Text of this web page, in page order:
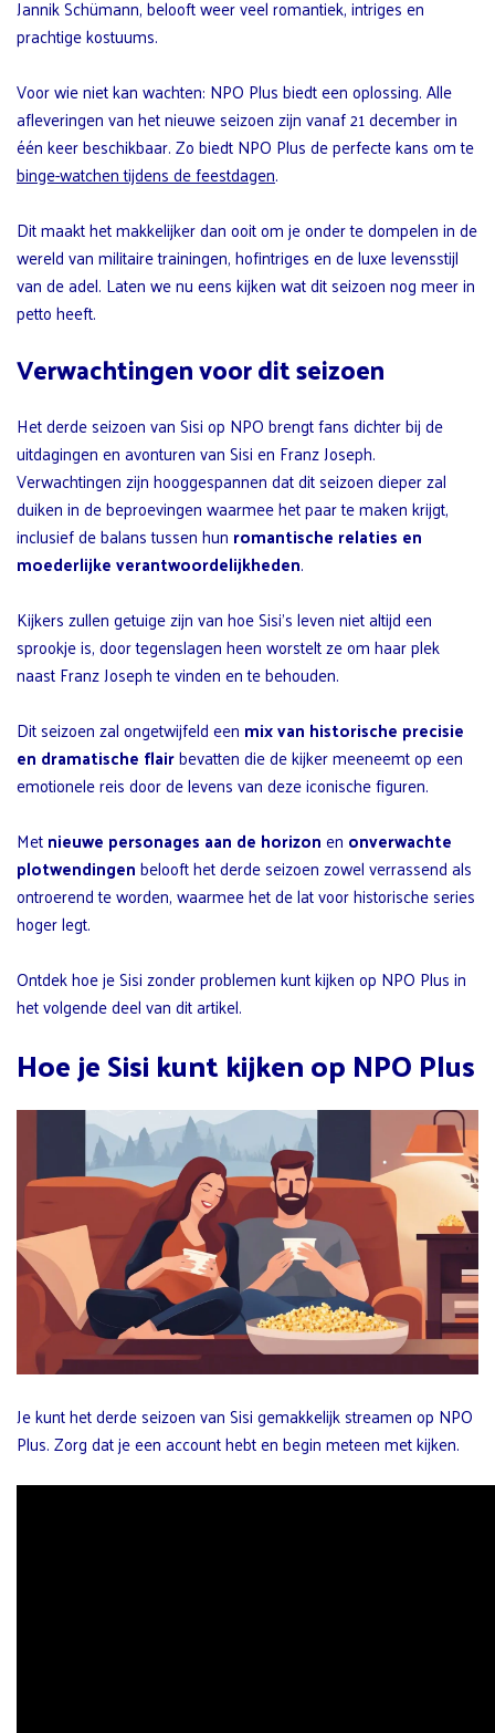
Jannik Schümann, belooft weer veel romantiek, intriges en
prachtige kostuums.
Voor wie niet kan wachten: NPO Plus biedt een oplossing. Alle
afleveringen van het nieuwe seizoen zijn vanaf 21 december in
één keer beschikbaar. Zo biedt NPO Plus de perfecte kans om te
binge-watchen tijdens de feestdagen.
Dit maakt het makkelijker dan ooit om je onder te dompelen in de
wereld van militaire trainingen, hofintriges en de luxe levensstijl
van de adel. Laten we nu eens kijken wat dit seizoen nog meer in
petto heeft.
Verwachtingen voor dit seizoen
Het derde seizoen van Sisi op NPO brengt fans dichter bij de
uitdagingen en avonturen van Sisi en Franz Joseph.
Verwachtingen zijn hooggespannen dat dit seizoen dieper zal
duiken in de beproevingen waarmee het paar te maken krijgt,
inclusief de balans tussen hun romantische relaties en
moederlijke verantwoordelijkheden.
Kijkers zullen getuige zijn van hoe Sisi’s leven niet altijd een
sprookje is, door tegenslagen heen worstelt ze om haar plek
naast Franz Joseph te vinden en te behouden.
Dit seizoen zal ongetwijfeld een mix van historische precisie
en dramatische flairbevatten die de kijker meeneemt op een
emotionele reis door de levens van deze iconische figuren.
Metnieuwe personages aan de horizonen onverwachte
plotwendingenbelooft het derde seizoen zowel verrassend als
ontroerend te worden, waarmee het de lat voor historische series
hoger legt.
Ontdek hoe je Sisi zonder problemen kunt kijken op NPO Plus in
het volgende deel van dit artikel.
Hoe je Sisi kunt kijken op NPO Plus
Je kunt het derde seizoen van Sisi gemakkelijk streamen op NPO
Plus. Zorg dat je een account hebt en begin meteen met kijken.